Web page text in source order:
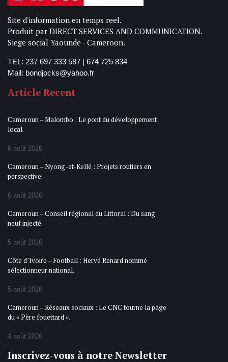
Site d'information en temps reel.
Produit par DIRECT SERVICES AND COMMUNICATION.
Siege social Yaounde - Cameroon.
TEL: 237 697 333 587 | 674 725 834
Mail: bondjocks@yahoo.fr
Article Recent
Cameroun – Malombo : Le pont du développement
local.
6 août 2026
Cameroun – Nyong-et-Kellé : Projets routiers en
perspective.
6 août 2026
Cameroun – Conseil régional du Littoral : Du sang
neuf injecté.
5 août 2026
Côte d’Ivoire – Football : Hervé Renard nommé
sélectionneur national.
5 août 2026
Cameroun – Réseaux sociaux : Le CNC tourne la page
du « Père fouettard ».
4 août 2026
Inscrivez-vous à notre Newsletter